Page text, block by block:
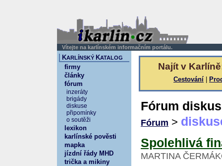
Vítejte na karlínském informačním portálu.
Najít v
Cestování
Fórum
Fórum >
Spolehlivá
MARTINA
KARLÍNSKÝ KATALOG
firmy
články
fórum
inzeráty
brigády
diskuse
připomínky
o soutěži
lexikon
karlínské pověsti
mapka
jízdní řády MHD
trička a mikiny